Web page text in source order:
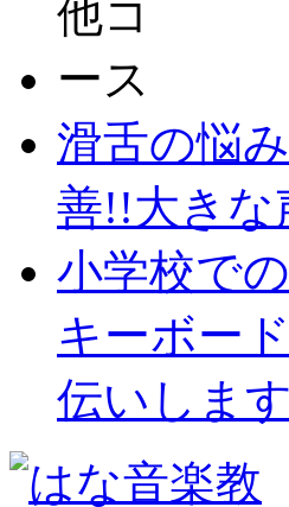
滑舌の悩
善!!大きな
小学校で
キーボー
伝いします